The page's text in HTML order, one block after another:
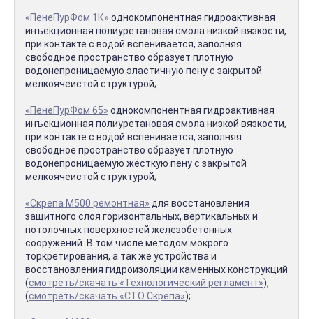
«ПенеПурФом 1К» однокомпонентная гидроактивная
инъекционная полиуретановая смола низкой вязкости,
при контакте с водой вспенивается, заполняя
свободное пространство образует плотную
водонепроницаемую эластичную пену с закрытой
мелкоячеистой структурой;
«ПенеПурФом 65» однокомпонентная гидроактивная
инъекционная полиуретановая смола низкой вязкости,
при контакте с водой вспенивается, заполняя
свободное пространство образует плотную
водонепроницаемую жёсткую пену с закрытой
мелкоячеистой структурой;
«Скрепа М500 ремонтная» для восстановления
защитного слоя горизонтальных, вертикальных и
потолочных поверхностей железобетонных
сооружений. В том числе методом мокрого
торкретирования, а так же устройства и
восстановления гидроизоляции каменных конструкций
(смотреть/скачать «Технологический регламент»),
(смотреть/скачать «СТО Скрепа»);